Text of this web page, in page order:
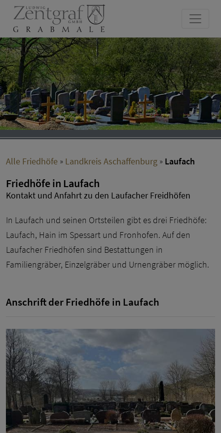
Alle Friedhöfe » Landkreis Aschaffenburg » Laufach
Friedhöfe in Laufach
Kontakt und Anfahrt zu den Laufacher Freidhöfen
In Laufach und seinen Ortsteilen gibt es drei Friedhöfe:
Laufach, Hain im Spessart und Fronhofen. Auf den
Laufacher Friedhöfen sind Bestattungen in
Familiengräber, Einzelgräber und Urnengräber möglich.
Anschrift der Friedhöfe in Laufach